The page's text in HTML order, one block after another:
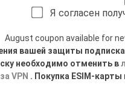
Я согласен
August coupon available for
вашей защиты
необходимо отменить в
VPN . Покупка ESIM-